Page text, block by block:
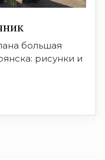
большая
рисунки и